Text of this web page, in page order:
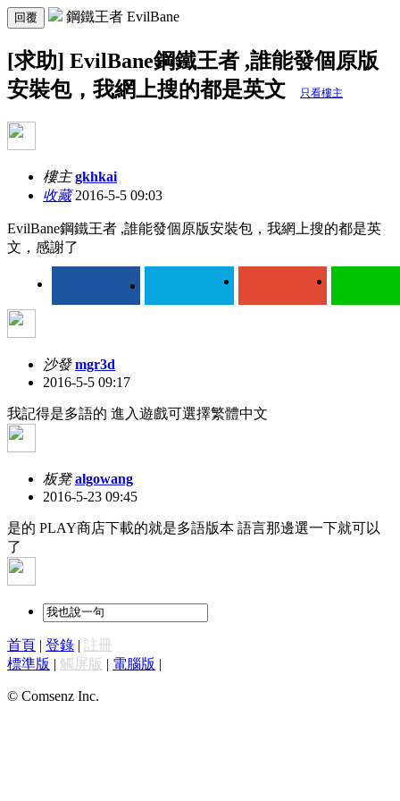
回覆 鋼鐵王者 EvilBane
[求助] EvilBane鋼鐵王者 ,誰能發個原版
安裝包，我網上搜的都是英文
只看樓主
樓主 gkhkai
收藏2016-5-5 09:03
EvilBane鋼鐵王者 ,誰能發個原版安裝包，我網上搜的都是英
文，感謝了
沙發 mgr3d
2016-5-5 09:17
我記得是多語的 進入遊戲可選擇繁體中文
板凳 algowang
2016-5-23 09:45
是的 PLAY商店下載的就是多語版本 語言那邊選一下就可以
了
首頁 | 登錄 | 註冊
標準版 | 觸屏版 | 電腦版 |
© Comsenz Inc.